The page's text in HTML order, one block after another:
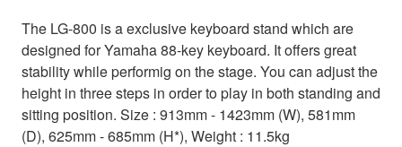
The LG-800 is a exclusive keyboard stand which are
designed for Yamaha 88-key keyboard. It offers great
stability while performig on the stage. You can adjust the
height in three steps in order to play in both standing and
sitting position. Size : 913mm - 1423mm (W), 581mm
(D), 625mm - 685mm (H*), Weight : 11.5kg